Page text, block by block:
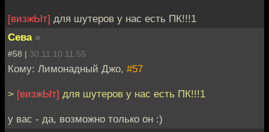
[визжЫт] для шутеров у нас есть ПК!!!1
Сева »
#58 | 30.11.10 11:55
Кому: Лимонадный Джо, #57
> [визжЫт] для шутеров у нас есть ПК!!!1
у вас - да, возможно только он :)